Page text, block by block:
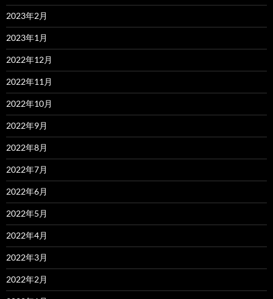
2023年2月
2023年1月
2022年12月
2022年11月
2022年10月
2022年9月
2022年8月
2022年7月
2022年6月
2022年5月
2022年4月
2022年3月
2022年2月